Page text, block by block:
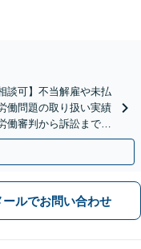
談可】不当解雇や未払
働問題の取り扱い実績
働審判から訴訟まで、
ールでお問い合わせ